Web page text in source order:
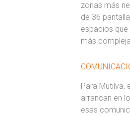
zonas más
de 36
espacios
más
Para Mutilva,
arrancan en
esas